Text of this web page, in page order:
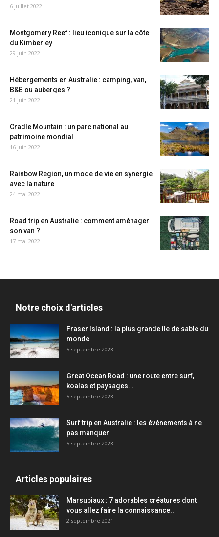
6 juillet 2022
Montgomery Reef : lieu iconique sur la côte
du Kimberley
29 juin 2022
Hébergements en Australie : camping, van,
B&B ou auberges ?
21 juin 2022
Cradle Mountain : un parc national au
patrimoine mondial
16 juin 2022
Rainbow Region, un mode de vie en synergie
avec la nature
24 mai 2022
Road trip en Australie : comment aménager
son van ?
17 mai 2022
Notre choix d'articles
Fraser Island : la plus grande île de sable du
monde
5 septembre 2023
Great Ocean Road : une route entre surf,
koalas et paysages...
5 septembre 2023
Surf trip en Australie : les événements à ne
pas manquer
5 septembre 2023
Articles populaires
Marsupiaux : 7 adorables créatures dont
vous allez faire la connaissance...
2 septembre 2021